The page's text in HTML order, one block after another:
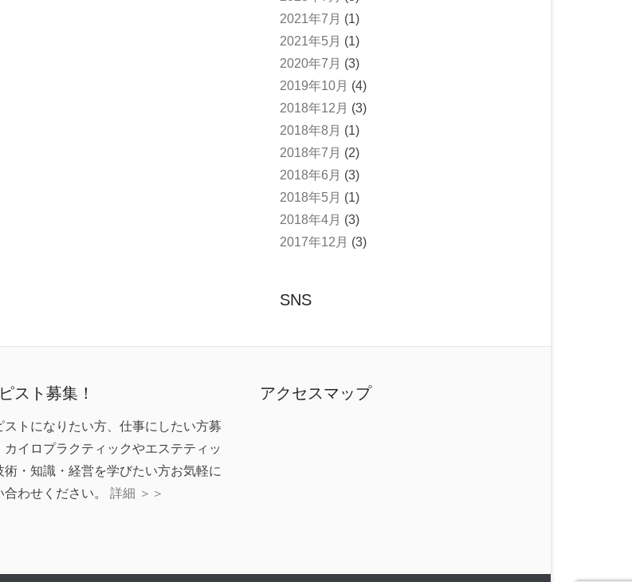
2021年7月 (1)
2021年5月 (1)
2020年7月 (3)
2019年10月 (4)
2018年12月 (3)
2018年8月 (1)
2018年7月 (2)
2018年6月 (3)
2018年5月 (1)
2018年4月 (3)
2017年12月 (3)
SNS
スト募集！
ストになりたい方、仕事にしたい方募
カイロプラクティックやエステティッ
術・知識・経営を学びたい方お気軽に
合わせください。詳細 ＞＞
アクセスマップ